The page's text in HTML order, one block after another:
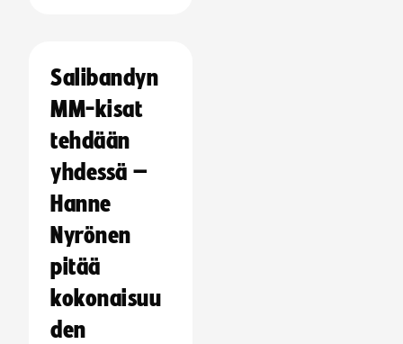
Salibandyn
MM-kisat
tehdään
yhdessä –
Hanne
Nyrönen
pitää
kokonaisuu
den